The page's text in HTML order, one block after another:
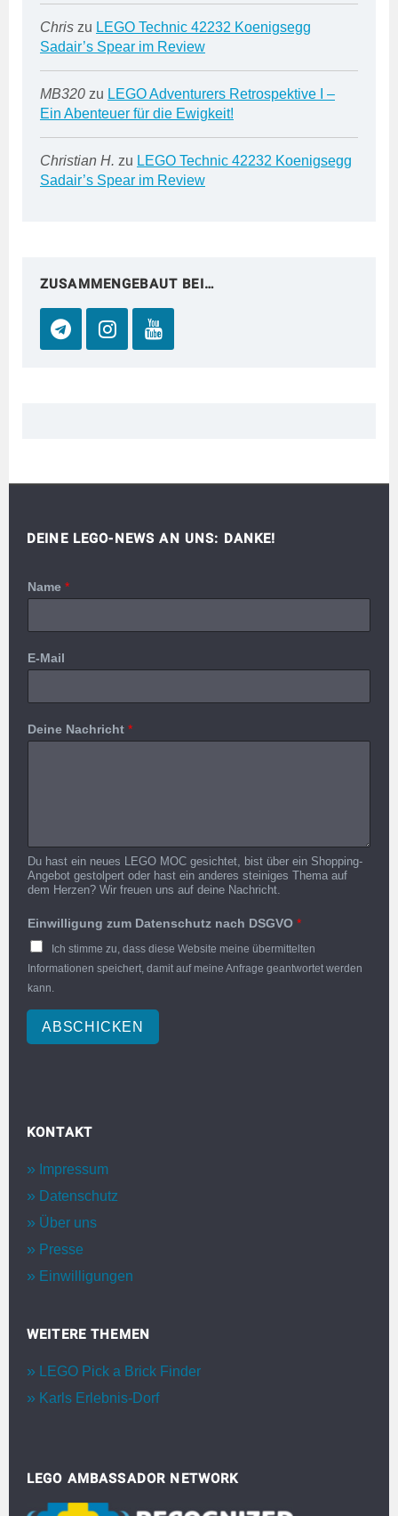
Chris zu LEGO Technic 42232 Koenigsegg
Sadair’s Spear im Review
MB320 zu LEGO Adventurers Retrospektive I –
Ein Abenteuer für die Ewigkeit!
Christian H. zu LEGO Technic 42232 Koenigsegg
Sadair’s Spear im Review
ZUSAMMENGEBAUT BEI…
DEINE LEGO-NEWS AN UNS: DANKE!
Name *
E-Mail
Deine Nachricht *
Du hast ein neues LEGO MOC gesichtet, bist über ein Shopping-
Angebot gestolpert oder hast ein anderes steiniges Thema auf
dem Herzen? Wir freuen uns auf deine Nachricht.
Einwilligung zum Datenschutz nach DSGVO *
Ich stimme zu, dass diese Website meine übermittelten
Informationen speichert, damit auf meine Anfrage geantwortet werden
kann.
ABSCHICKEN
KONTAKT
Impressum
Datenschutz
Über uns
Presse
Einwilligungen
WEITERE THEMEN
LEGO Pick a Brick Finder
Karls Erlebnis-Dorf
LEGO AMBASSADOR NETWORK